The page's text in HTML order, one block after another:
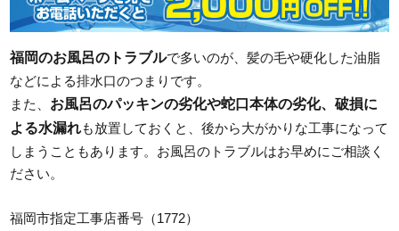
福岡のお風呂のトラブルで多いのが、髪の毛や硬化した油脂
などによる排水口のつまりです。
また、 お風呂のパッキンの劣化や蛇口本体の劣化、破損に
よる水漏れも放置しておくと、後から大がかりな工事になって
しまうこともあります。お風呂のトラブルはお早めにご相談く
ださい。
福岡市指定工事店番号（1772）